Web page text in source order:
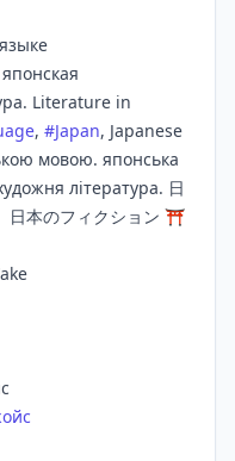
Literature in
, #Japan, Japanese
мовою. японська
література. 日
日本のフィクション ⛩